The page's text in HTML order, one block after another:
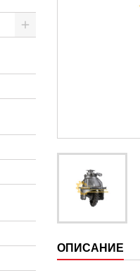
ОПИСАНИЕ